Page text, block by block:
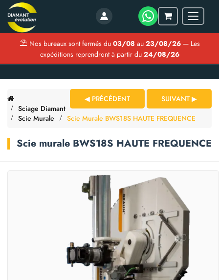
Mon
Menu
⛱ Nos bureaux sont fermés du 03/08 au 23/08/26— Les
expéditions reprendront à partir du 24/08/26
◀ PRÉCÉDENT
SUIVANT ▶
Sciage Diamant
Scie Murale
Scie Murale BWS18S HAUTE FREQUENCE
Scie murale BWS18S HAUTE FREQUENCE